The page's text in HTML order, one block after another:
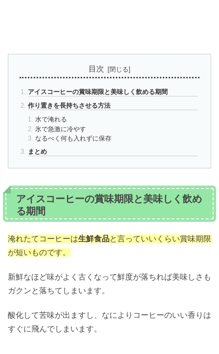
目次
アイスコーヒーの賞味期限と美味しく飲める期間
作り置きを長持ちさせる方法
水で淹れる
氷で急激に冷やす
なるべく何も入れずに保存
まとめ
アイスコーヒーの賞味期限と美味しく飲め
る期間
淹れたてコーヒーは生鮮食品と言っていいくらい賞味期限
が短いものです。
新鮮なほど味がよく古くなって鮮度が落ちれば美味しさも
ガクンと落ちてしまいます。
酸化して苦味が出ますし、なによりコーヒーのいい香りは
すぐに飛んでしまいます。